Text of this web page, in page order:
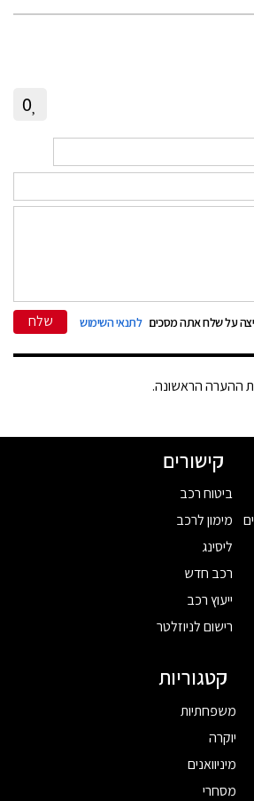
0
על שלח אתה מסכים לתנאי השימוש שלח
את ההערה הראשונה.
קישורים
ביטוח רכב
מימון לרכב
ליסינג
רכב חדש
ייעוץ רכב
רישום לניוזלטר
קטגוריות
משפחתיות
יוקרה
מיניוואנים
מסחרי